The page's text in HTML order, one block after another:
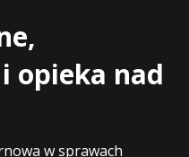
opieka nad
w sprawach